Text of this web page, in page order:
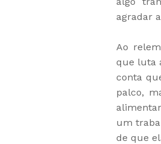
agradar
Ao
que luta
conta
palco,
um
de que